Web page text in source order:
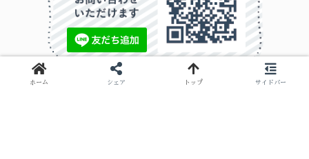
ホーム シェア トップ サイドバー